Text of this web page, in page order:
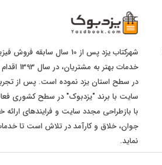
شهرکتاب یزد پس از 10 سال
خدمات
با بازطراحی مجدد سایت و فرایندهای
جوان، خلاق و کارآمد در تلاش است تا
نماید.